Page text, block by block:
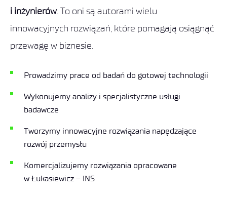
i inżynierów. To oni są autorami wielu
innowacyjnych rozwiązań, które pomagają osiągnąć
przewagę w biznesie.
Prowadzimy prace od badań do gotowej technologii
Wykonujemy analizy i specjalistyczne usługi
badawcze
Tworzymy innowacyjne rozwiązania napędzające
rozwój przemysłu
Komercjalizujemy rozwiązania opracowane
w Łukasiewicz – INS